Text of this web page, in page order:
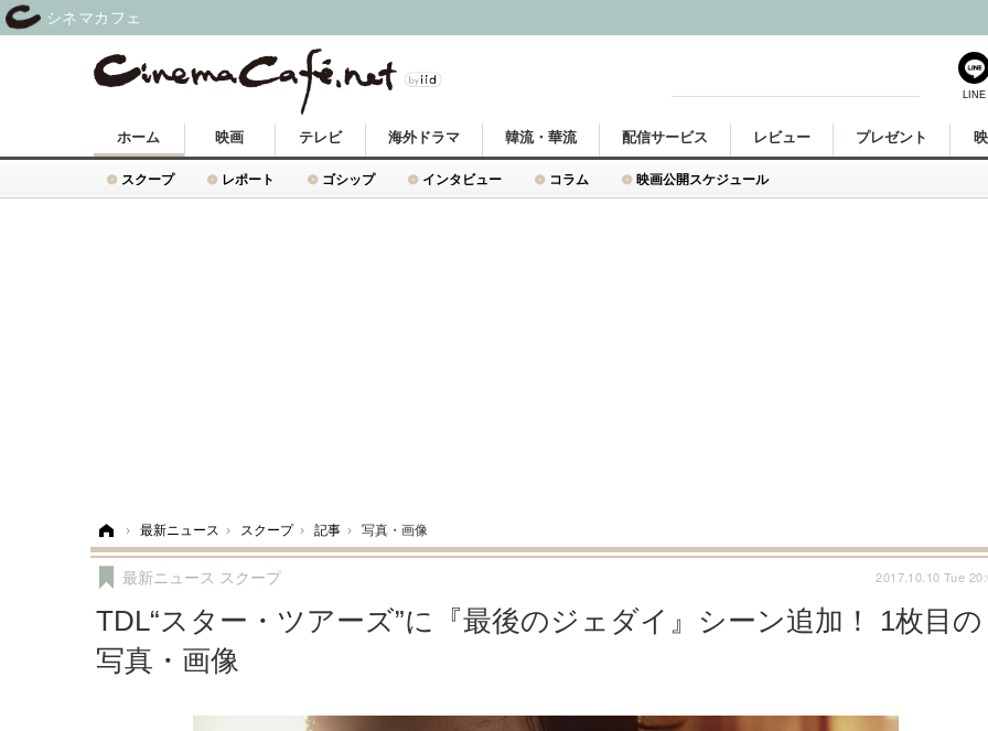
ホーム
スクープ レポート ゴシップ インタビュー コラム 映画公開スケジュール
映画 テレビ 海外ドラマ 韓流・華流 配信サービス レビュー プレゼント
› 最新ニュース › スクープ › 記事 › 写真・画像
TDL“スター・ツアーズ”に『最後のジェダイ』シーン追加！ 1枚目の
写真・画像
最新ニュース スクープ 2017.10.10 Tue
LINE
シネマカフェ